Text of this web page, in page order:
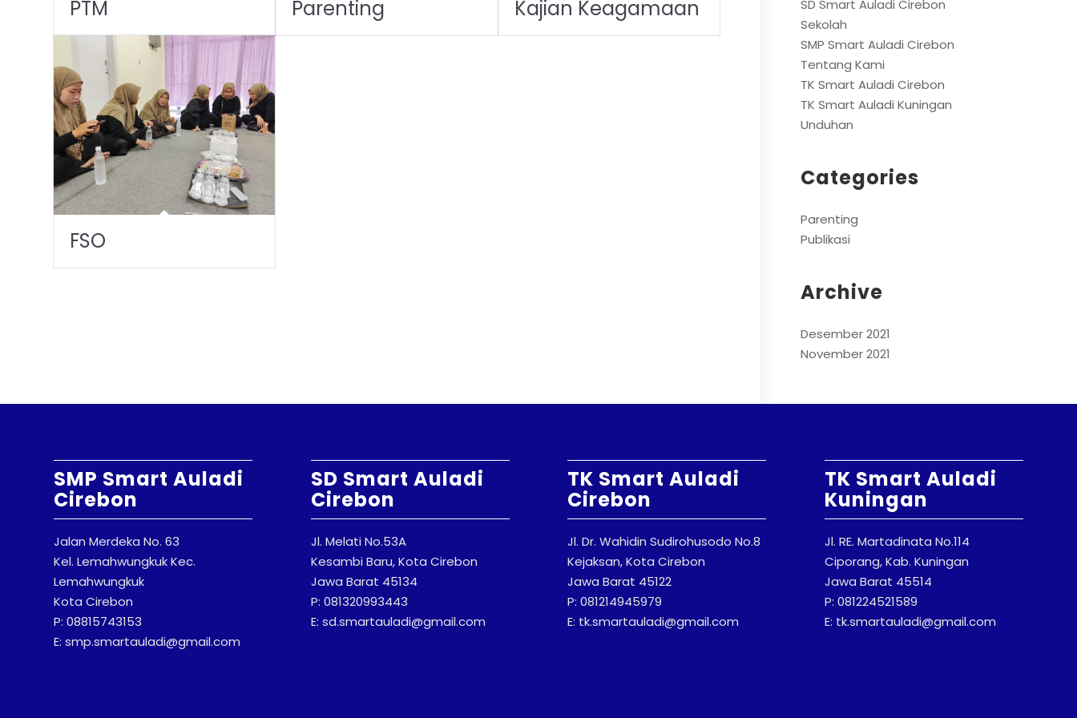
PTM Parenting Kajian Keagamaan
FSO
SD Smart Auladi Cirebon
Sekolah
SMP Smart Auladi Cirebon
Tentang Kami
TK Smart Auladi Cirebon
TK Smart Auladi Kuningan
Unduhan
Categories
Parenting
Publikasi
Archive
Desember 2021
November 2021
SMP Smart Auladi
Cirebon
Jalan Merdeka No. 63
Kel. Lemahwungkuk Kec.
Lemahwungkuk
Kota Cirebon
P: 08815743153
E: smp.smartauladi@gmail.com
SD Smart Auladi
Cirebon
Jl. Melati No.53A
Kesambi Baru, Kota Cirebon
Jawa Barat 45134
P: 081320993443
E: sd.smartauladi@gmail.com
TK Smart Auladi
Cirebon
Jl. Dr. Wahidin Sudirohusodo No.8
Kejaksan, Kota Cirebon
Jawa Barat 45122
P: 081214945979
E: tk.smartauladi@gmail.com
TK Smart Auladi
Kuningan
Jl. RE. Martadinata No.114
Ciporang, Kab. Kuningan
Jawa Barat 45514
P: 081224521589
E: tk.smartauladi@gmail.com